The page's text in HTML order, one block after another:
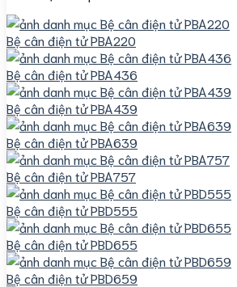
Bệ cân điện tử PBA220
Bệ cân điện tử PBA436
Bệ cân điện tử PBA439
Bệ cân điện tử PBA639
Bệ cân điện tử PBA757
Bệ cân điện tử PBD555
Bệ cân điện tử PBD655
Bệ cân điện tử PBD659